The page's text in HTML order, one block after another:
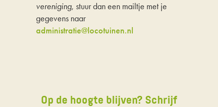
vereniging, stuur dan een mailtje met je
gegevens naar
administratie@locotuinen.nl
Op de hoogte blijven? Schrijf